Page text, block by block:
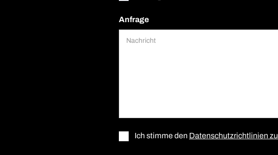
Anfrage
Ich stimme den Datenschutzrichtlinien zu